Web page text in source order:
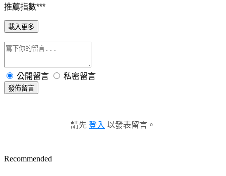
推薦指數***
載入更多
公開留言 私密留言
發佈留言
請先 登入 以發表留言。
Recommended